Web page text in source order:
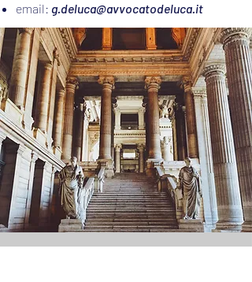
email: g.deluca@avvocatodeluca.it